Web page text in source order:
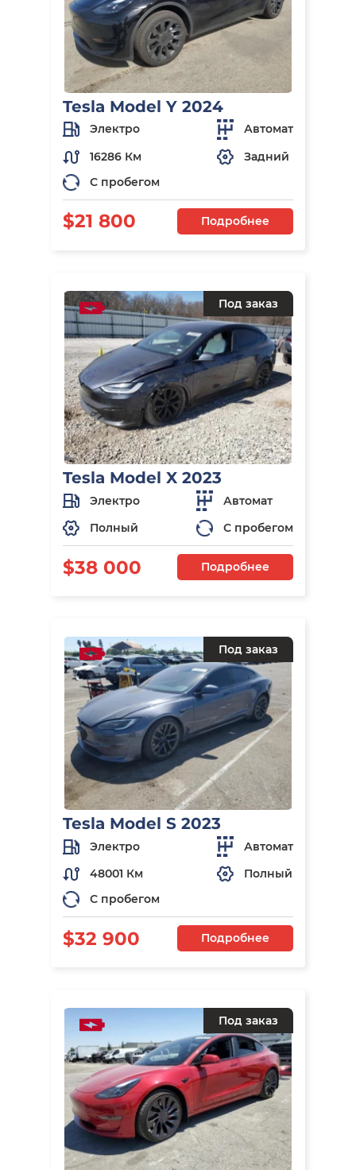
Tesla Model Y 2024
Электро
Автомат
16286 Км
Задний
С пробегом
$21 800 Подробнее
Под заказ
Tesla Model X 2023
Электро
Автомат
Полный
С пробегом
$38 000 Подробнее
Под заказ
Tesla Model S 2023
Электро
Автомат
48001 Км
Полный
С пробегом
$32 900 Подробнее
Под заказ